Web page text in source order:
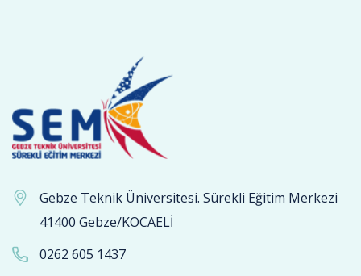
Gebze Teknik Üniversitesi. Sürekli Eğitim Merkezi
41400 Gebze/KOCAELİ
0262 605 1437